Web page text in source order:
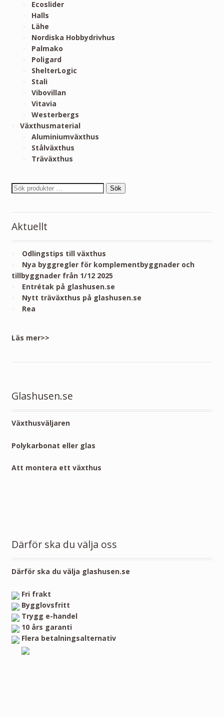
Ecoslider
Halls
Lähe
Nordiska Hobbydrivhus
Palmako
Poligard
ShelterLogic
Stali
Vibovillan
Vitavia
Westerbergs
Växthusmaterial
Aluminiumväxthus
Stålväxthus
Träväxthus
Sök
Aktuellt
Odlingstips till växthus
Nya byggregler för komplementbyggnader och
tillbyggnader från 1/12 2025
Entrétak på glashusen.se
Nytt träväxthus på glashusen.se
Rea
Läs mer>>
Glashusen.se
Växthusväljaren
Polykarbonat eller glas
Att montera ett växthus
Därför ska du välja oss
Därför ska du välja glashusen.se
Fri frakt
Bygglovsfritt
Trygg e-handel
10 års garanti
Flera betalningsalternativ